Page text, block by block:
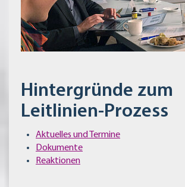
Hintergründe zum
Leitlinien-Prozess
Aktuelles und Termine
Dokumente
Reaktionen